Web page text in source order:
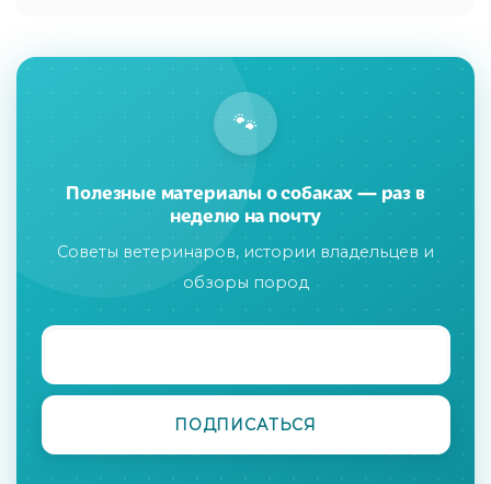
🐾
Полезные материалы о собаках — раз в
неделю на почту
Советы ветеринаров, истории владельцев и
обзоры пород